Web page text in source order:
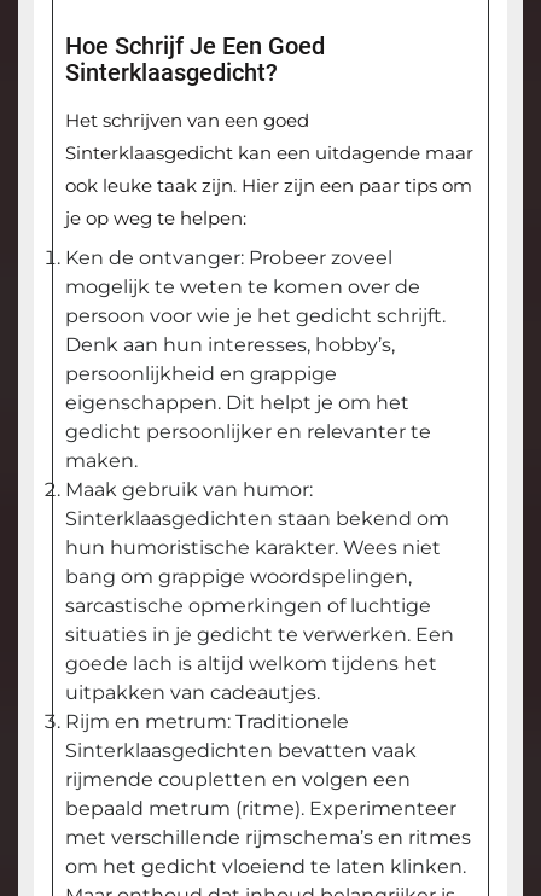
Hoe Schrijf Je Een Goed
Sinterklaasgedicht?
Het schrijven van een goed
Sinterklaasgedicht kan een uitdagende maar
ook leuke taak zijn. Hier zijn een paar tips om
je op weg te helpen:
Ken de ontvanger: Probeer zoveel
mogelijk te weten te komen over de
persoon voor wie je het gedicht schrijft.
Denk aan hun interesses, hobby’s,
persoonlijkheid en grappige
eigenschappen. Dit helpt je om het
gedicht persoonlijker en relevanter te
maken.
Maak gebruik van humor:
Sinterklaasgedichten staan bekend om
hun humoristische karakter. Wees niet
bang om grappige woordspelingen,
sarcastische opmerkingen of luchtige
situaties in je gedicht te verwerken. Een
goede lach is altijd welkom tijdens het
uitpakken van cadeautjes.
Rijm en metrum: Traditionele
Sinterklaasgedichten bevatten vaak
rijmende coupletten en volgen een
bepaald metrum (ritme). Experimenteer
met verschillende rijmschema’s en ritmes
om het gedicht vloeiend te laten klinken.